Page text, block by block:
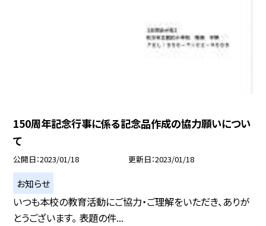
150周年記念行事に係る記念品作成の協力願いについ
て
公開日 2023/01/18 更新日 2023/01/18
お知らせ
いつも本校の教育活動にご協力・ご理解をいただき、ありが
とうございます。 表題の件...